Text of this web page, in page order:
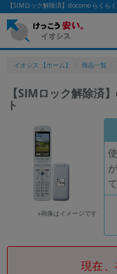
【SIMロック解除済】docomo らくら
イオシス 【ホーム】 商品一覧
【SIMロック解除済
ト
※画像はイメージです
現在、
フリーワード
除外ワード
人気の検索ワード： Let's note
「スマートフォン」「タブレット」